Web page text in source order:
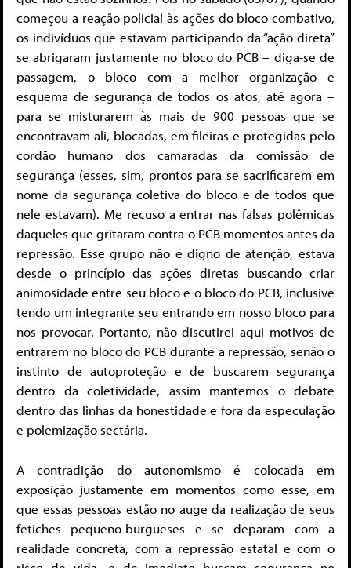
começou a reação policial às ações do bloco combativo,
os indivíduos que estavam participando da “ação direta”
se abrigaram justamente no bloco do PCB – diga-se de
passagem, o bloco com a melhor organização e
esquema de segurança de todos os atos, até agora –
para se misturarem às mais de 900 pessoas que se
encontravam ali, blocadas, em fileiras e protegidas pelo
cordão humano dos camaradas da comissão de
segurança (esses, sim, prontos para se sacrificarem em
nome da segurança coletiva do bloco e de todos que
nele estavam). Me recuso a entrar nas falsas polêmicas
daqueles que gritaram contra o PCB momentos antes da
repressão. Esse grupo não é digno de atenção, estava
desde o princípio das ações diretas buscando criar
animosidade entre seu bloco e o bloco do PCB, inclusive
tendo um integrante seu entrando em nosso bloco para
nos provocar. Portanto, não discutirei aqui motivos de
entrarem no bloco do PCB durante a repressão, senão o
instinto de autoproteção e de buscarem segurança
dentro da coletividade, assim mantemos o debate
dentro das linhas da honestidade e fora da especulação
e polemização sectária.
A contradição do autonomismo é colocada em
exposição justamente em momentos como esse, em
que essas pessoas estão no auge da realização de seus
fetiches pequeno-burgueses e se deparam com a
realidade concreta, com a repressão estatal e com o